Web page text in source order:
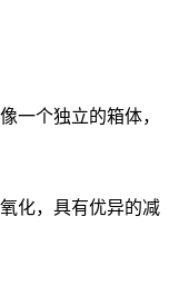
一个独立的箱体，
化，具有优异的减